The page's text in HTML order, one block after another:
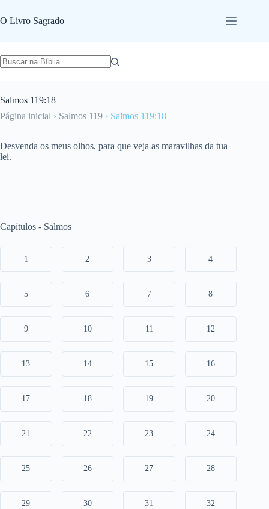
para
o
O Livro Sagrado
Salmos 119:18
Página inicial › Salmos 119 › Salmos 119:18
Desvenda os meus olhos, para que veja as maravilhas da tua
lei.
Capítulos - Salmos
1 2 3 4
5 6 7 8
9 10 11 12
13 14 15 16
17 18 19 20
21 22 23 24
25 26 27 28
29 30 31 32